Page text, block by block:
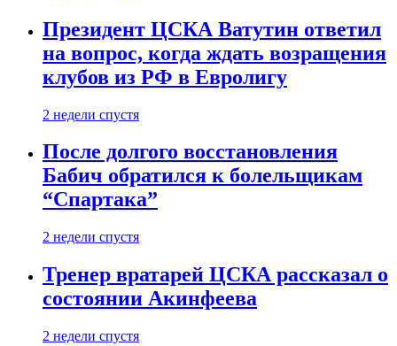
Президент ЦСКА Ватутин ответил
на вопрос, когда ждать возращения
клубов из РФ в Евролигу
2 недели спустя
После долгого восстановления
Бабич обратился к болельщикам
“Спартака”
2 недели спустя
Тренер вратарей ЦСКА рассказал о
состоянии Акинфеева
2 недели спустя